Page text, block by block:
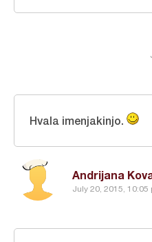
Andrijana
July 20, 2015, 10:05
Hvala imenjakinjo.